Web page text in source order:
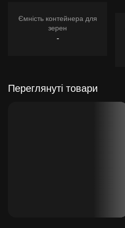
Ємність контейнера для
зерен
-
Переглянуті товари